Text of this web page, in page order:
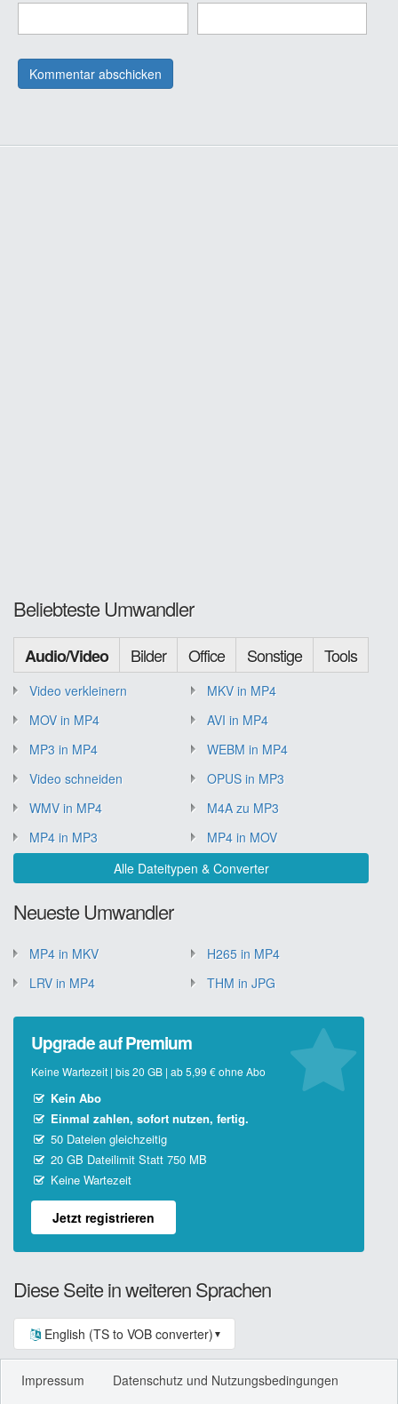
Beliebteste Umwandler
Audio/Video Bilder Office Sonstige Tools
Video verkleinern
MKV in MP4
MOV in MP4
AVI in MP4
MP3 in MP4
WEBM in MP4
Video schneiden
OPUS in MP3
WMV in MP4
M4A zu MP3
MP4 in MP3
MP4 in MOV
Alle Dateitypen & Converter
Neueste Umwandler
MP4 in MKV
H265 in MP4
LRV in MP4
THM in JPG
Upgrade auf Premium
Keine Wartezeit | bis 20 GB | ab 5,99 € ohne Abo
Kein Abo
Einmal zahlen, sofort nutzen, fertig.
50 Dateien gleichzeitig
20 GB Dateilimit Statt 750 MB
Keine Wartezeit
Jetzt registrieren
Diese Seite in weiteren Sprachen
English (TS to VOB converter) ▼
Impressum
Datenschutz und Nutzungsbedingungen